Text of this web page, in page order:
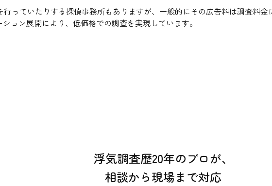
っていたりする探偵事務所もありますが、一般的にその広告料は調査料
ョン展開により、低価格での調査を実現しています。
浮気調査歴20年のプロが、
相談から現場まで対応